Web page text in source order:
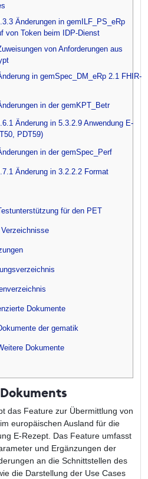
Änderungen in gemILF_PS_eRp
von Token beim IDP-Dienst
von Anforderungen aus
in gemSpec_DM_eRp 2.1 FHIR-
in der gemKPT_Betr
Änderung in 5.3.2.9 Anwendung E-
PDT59)
in der gemSpec_Perf
Änderung in 3.2.2.2 Format
für den PET
Dokumente
der gematik
Dokumente
das Feature zur Übermittlung von
europäischen Ausland für die
E-Rezept. Das Feature umfasst
und Ergänzungen der
an die Schnittstellen des
die Darstellung der Use Cases